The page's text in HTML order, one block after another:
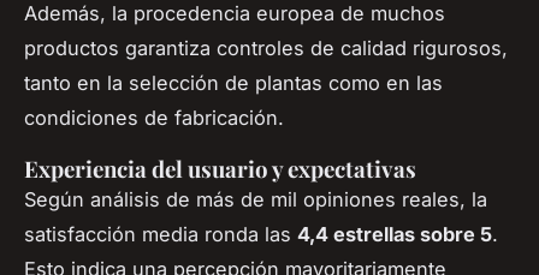
Además, la procedencia europea de muchos
productos garantiza controles de calidad rigurosos,
tanto en la selección de plantas como en las
condiciones de fabricación.
Experiencia del usuario y expectativas
Según análisis de más de mil opiniones reales, la
satisfacción media ronda las 4,4 estrellas sobre 5.
Esto indica una percepción mayoritariamente